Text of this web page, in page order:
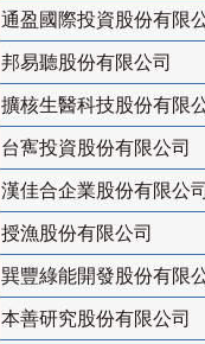
通盈國際投資股份有限
邦易聽股份有限公司
擴核生醫科技股份有限
台寯投資股份有限公司
漢佳合企業股份有限公司
授漁股份有限公司
巽豐綠能開發股份有限
本善研究股份有限公司